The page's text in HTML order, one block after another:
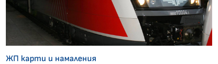
ЖП карти и намаления